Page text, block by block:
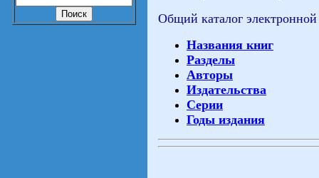
Общий каталог
Названия книг
Разделы
Авторы
Издательства
Серии
Годы издания